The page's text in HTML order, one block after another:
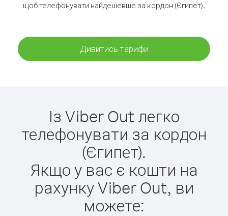
щоб телефонувати найдешевше за кордон (Єгипет).
Дивитись тарифи
Із Viber Out легко
телефонувати за кордон
(Єгипет).
Якщо у вас є кошти на
рахунку Viber Out, ви
можете: